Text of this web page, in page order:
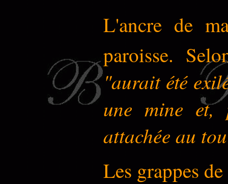
L'ancre de
paroisse.
"aurait été
une mine et,
attachée au
Les grappes